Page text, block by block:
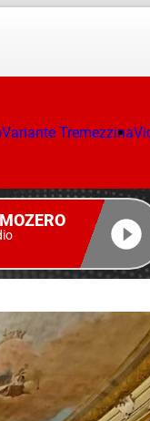
Variante Tremezzina